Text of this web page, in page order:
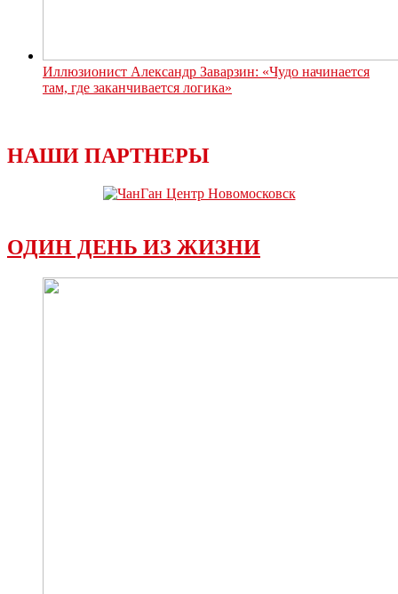
Иллюзионист Александр Заварзин: «Чудо начинается
там, где заканчивается логика»
НАШИ ПАРТНЕРЫ
ОДИН ДЕНЬ ИЗ ЖИЗНИ